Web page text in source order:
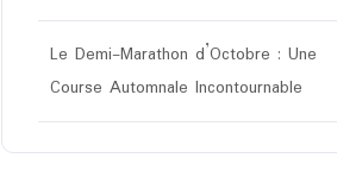
Le Demi-Marathon d’Octobre : Une
Course Automnale Incontournable